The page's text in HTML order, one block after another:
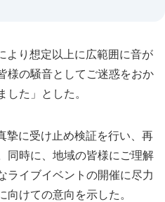
り想定以上に広範囲に音が
様の騒音としてご迷惑をおか
た」とした。
に受け止め検証を行い、再
同時に、地域の皆様にご理解
ライブイベントの開催に尽力
けての意向を示した。